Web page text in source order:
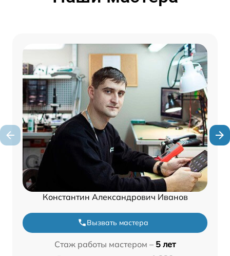
Константин Александрович Иванов
Вызвать мастера
Стаж работы мастером – 5 лет